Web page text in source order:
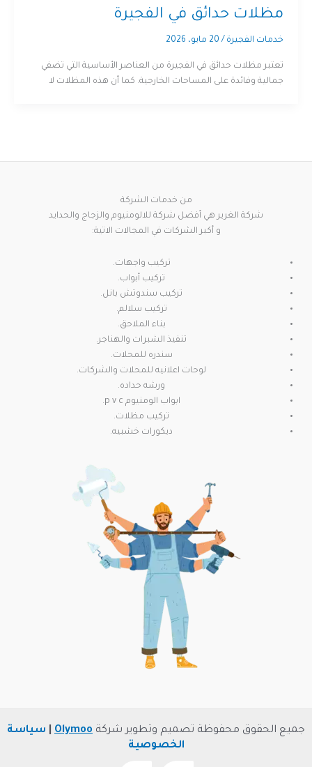
مظلات حدائق في الفجيرة
خدمات الفجيرة / 20 مايو، 2026
تعتبر مظلات حدائق في الفجيرة من العناصر الأساسية التي تضفي
جمالية وفائدة على المساحات الخارجية. كما أن هذه المظلات لا
من خدمات الشركة
شركة الغرير هي أفضل شركة للالومنيوم والزجاج والحدايد
و أكبر الشركات في المجالات الاتية:
تركيب واجهات.
تركيب أبواب.
تركيب سندوتش بانل.
تركيب سلالم.
بناء الملاحق.
تنفيذ الشبرات والهناجر.
سندره للمحلات.
لوحات اعلانيه للمحلات والشركات.
ورشه حداده.
ابواب الومنيوم p v c.
تركيب مظلات.
ديكورات خشبيه.
جميع الحقوق محفوظة تصميم وتطوير شركة Olymoo
سياسة
الخصوصية